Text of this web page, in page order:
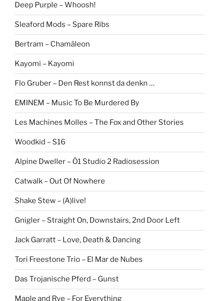
Deep Purple – Whoosh!
Sleaford Mods – Spare Ribs
Bertram – Chamäleon
Kayomi – Kayomi
Flo Gruber – Den Rest konnst da denkn …
EMINEM – Music To Be Murdered By
Les Machines Molles – The Fox and Other Stories
Woodkid – S16
Alpine Dweller – Ö1 Studio 2 Radiosession
Catwalk – Out Of Nowhere
Shake Stew – (A)live!
Gnigler – Straight On, Downstairs, 2nd Door Left
Jack Garratt – Love, Death & Dancing
Tori Freestone Trio – El Mar de Nubes
Das Trojanische Pferd – Gunst
Maple and Rye – For Everything